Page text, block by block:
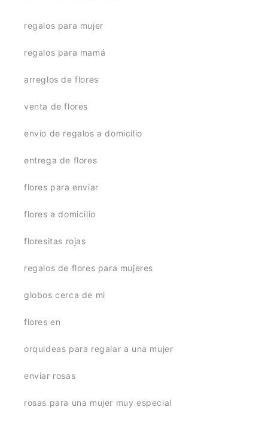
regalos para mujer
regalos para mamá
arreglos de flores
venta de flores
envío de regalos a domicilio
entrega de flores
flores para enviar
flores a domicilio
floresitas rojas
regalos de flores para mujeres
globos cerca de mi
flores en
orquideas para regalar a una mujer
enviar rosas
rosas para una mujer muy especial